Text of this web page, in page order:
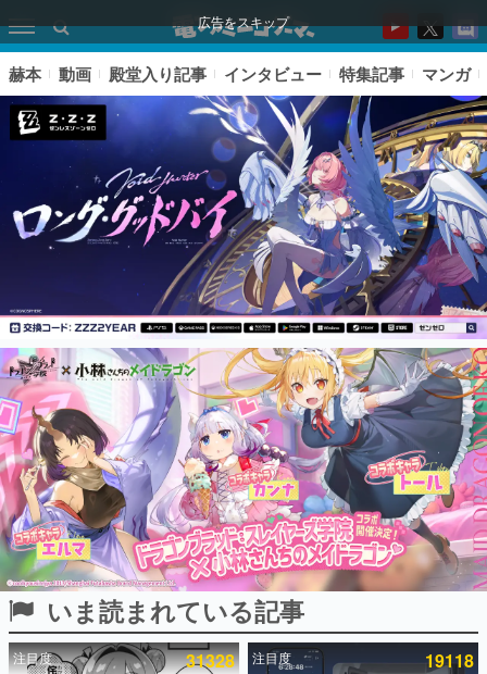
広告をスキップ
ピックアップ
電ファミのいま読まれている記事ランキング
アプリセール情報
インタビュー
連載・特集一覧
殿堂入り記事
SNS拡散数が数千以上！ ページビュー数万以上！ などな
ど。多くの人々に読まれた、電ファミ渾身の“殿堂入り”記
事をまとめました。
赫本 動画 殿堂入り記事 インタビュー 特集記事 マンガ
いま読まれている記事
注目度 31328 注目度 19118